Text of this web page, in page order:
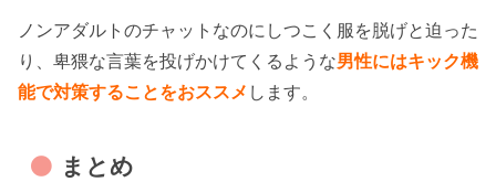
ノンアダルトのチャットなのにしつこく服を脱げと迫った
り、卑猥な言葉を投げかけてくるような男性にはキック機
能で対策することをおススメ します。
まとめ